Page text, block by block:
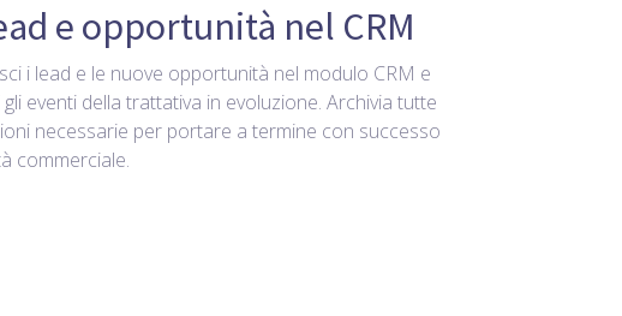
e opportunità nel CRM
i lead e le nuove opportunità nel modulo CRM e
eventi della trattativa in evoluzione. Archivia tutte
necessarie per portare a termine con successo
commerciale.